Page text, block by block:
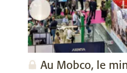
Au Mobco, le